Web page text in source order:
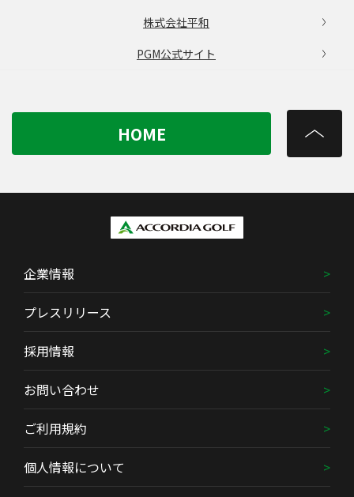
株式会社平和
PGM公式サイト
HOME
企業情報
プレスリリース
採用情報
お問い合わせ
ご利用規約
個人情報について